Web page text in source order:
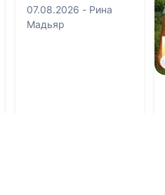
07.08.2026 - Рина
Мадьяр